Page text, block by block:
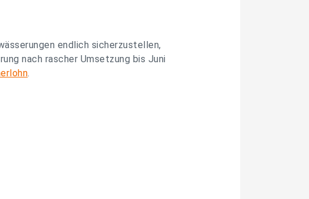
endlich sicherzustellen,
nach rascher Umsetzung bis Juni
.